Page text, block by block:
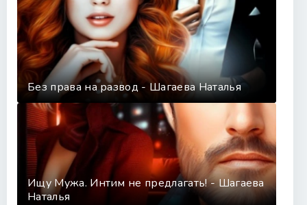
Без права на развод - Шагаева Наталья
Ищу Мужа. Интим не предлагать! - Шагаева
Наталья